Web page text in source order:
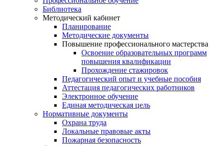
Библиотека
Методический кабинет
Планирование
Методические документы
Повышение профессионального мастерства
Освоение образовательных программ
повышения квалификации
Прохождение стажировок
Педагогический опыт и учебные пособия
Аттестация педагогических работников
Электронное обучение
Единая методическая цель
Нормативные документы
Охрана труда
Локальные правовые акты
Пожарная безопасность